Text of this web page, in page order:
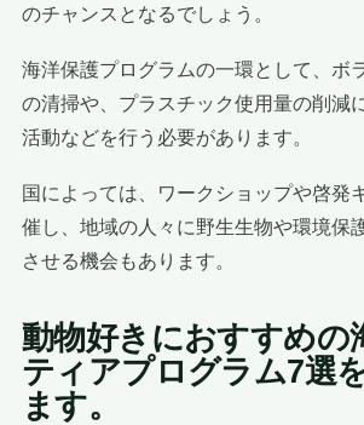
のチャンスとなるでしょう。
海洋保護プログラムの一環として、ボ
の清掃や、プラスチック使用量の削減
活動などを行う必要があります。
国によっては、ワークショップや啓発
催し、地域の人々に野生生物や環境保
させる機会もあります。
動物好きにおすすめの
ティアプログラム7選
ます。